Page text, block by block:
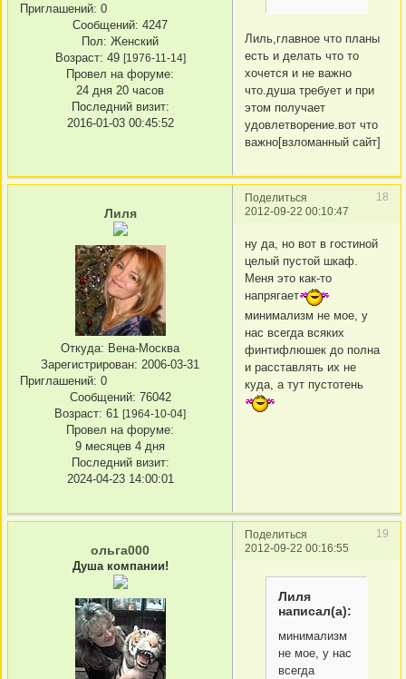
Приглашений: 0
Сообщений: 4247
Пол: Женский
Возраст: 49 [1976-11-14]
Провел на форуме:
24 дня 20 часов
Последний визит:
2016-01-03 00:45:52
Лиль,главное что планы
есть и делать что то
хочется и не важно
что.душа требует и при
этом получает
удовлетворение.вот что
важно[взломанный сайт]
Поделиться
18
2012-09-22 00:10:47
Лиля
Откуда: Вена-Москва
Зарегистрирован: 2006-03-31
Приглашений: 0
Сообщений: 76042
Возраст: 61 [1964-10-04]
Провел на форуме:
9 месяцев 4 дня
Последний визит:
2024-04-23 14:00:01
ну да, но вот в гостиной
целый пустой шкаф.
Меня это как-то
напрягает
минимализм не мое, у
нас всегда всяких
финтифлюшек до полна
и расставлять их не
куда, а тут пустотень
Поделиться
19
2012-09-22 00:16:55
ольга000
Душа компании!
Лиля
написал(а):
минимализм
не мое, у нас
всегда